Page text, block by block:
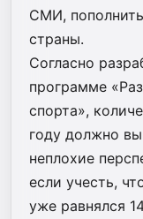
СМИ,
страны.
Согласно
программе
спорта»,
году должно
неплохие
если учесть,
уже равнялся